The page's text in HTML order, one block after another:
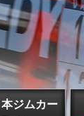
ジムカー